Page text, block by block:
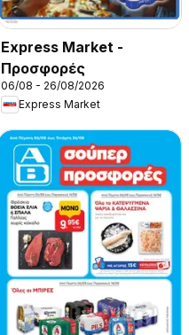
Express Market -
Προσφορές
06/08 - 26/08/2026
Express Market